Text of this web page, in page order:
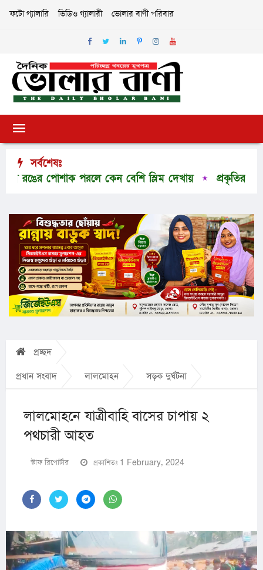
ফটো গ্যালারি ভিডিও গ্যালারী ভোলার বাণী পরিবার
সর্বশেষঃ
পোশাক পরলে কেন বেশি স্লিম দেখায়
প্রকৃতির অপার
প্রচ্ছদ
প্রধান সংবাদ
লালমোহন সড়ক দুর্ঘটনা
লালমোহনে যাত্রীবাহি বাসের চাপায় ২
পথচারী আহত
স্টাফ রিপোর্টার প্রকাশিতঃ 1 February, 2024